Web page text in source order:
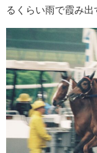
るくらい雨で霞み出